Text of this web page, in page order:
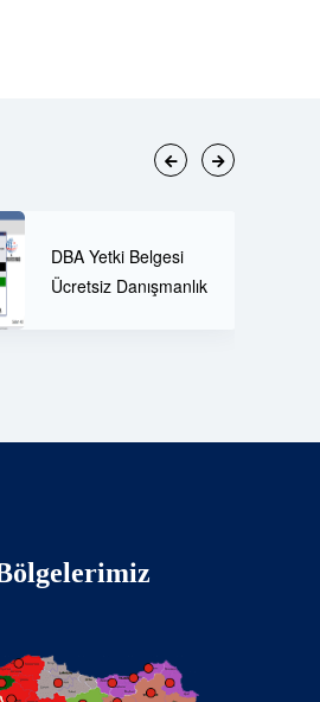
ve Öne Çıkan
Özellikleri